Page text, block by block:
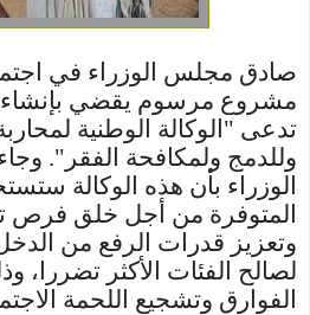
صادق مجلس الوزراء في
مشروع مرسوم يقضي
تدعى "الوكالة الوطنية
وللدمج ولمكافحة الفقر".
الوزراء بأن هذه الوكالة
المتوفرة من أجل خلق فرص
وتعزيز قدرات الرفع من
لصالح الفئات الأكثر
الفوارق وتشجيع اللحمة